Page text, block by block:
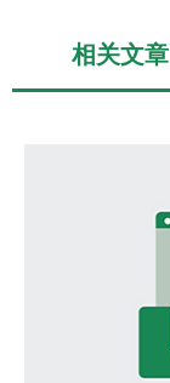
相关文章